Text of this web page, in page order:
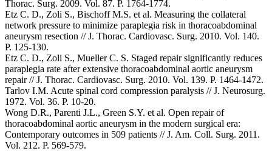
Thorac. Surg. 2009. Vol. 87. Р. 1764-1774.
Etz C. D., Zoli S., Bischoff M.S. et al. Measuring the collateral
network pressure to minimize paraplegia risk in thoracoabdominal
aneurysm resection // J. Thorac. Cardiovasc. Surg. 2010. Vol. 140.
P. 125-130.
Etz C. D., Zoli S., Mueller C. S. Staged repair significantly reduces
paraplegia rate after extensive thoracoabdominal aortic aneurysm
repair // J. Thorac. Cardiovasc. Surg. 2010. Vol. 139. P. 1464-1472.
Tarlov I.M. Acute spinal cord compression paralysis // J. Neurosurg.
1972. Vol. 36. Р. 10-20.
Wong D.R., Parenti J.L., Green S.Y. et al. Open repair of
thoracoabdominal aortic aneurysm in the modern surgical era:
Сontemporary outcomes in 509 patients // J. Am. Coll. Surg. 2011.
Vol. 212. Р. 569-579.